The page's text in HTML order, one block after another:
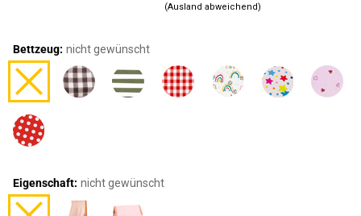
(Ausland abweichend)
Bettzeug: nicht gewünscht
Eigenschaft: nicht gewünscht